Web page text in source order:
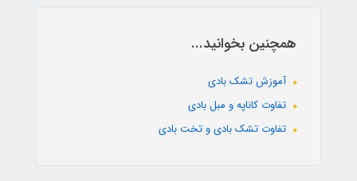
همچنین بخوانید...
آموزش تشک بادی
تفاوت کاناپه و مبل بادی
تفاوت تشک بادی و تخت بادی